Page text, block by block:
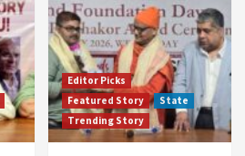
Editor Picks
Featured Story
State
Trending Story